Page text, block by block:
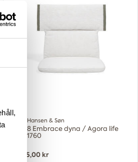
Carl Hansen & Søn
E008 Embrace dyna / Agora life
oat 1760
1 645,00 kr